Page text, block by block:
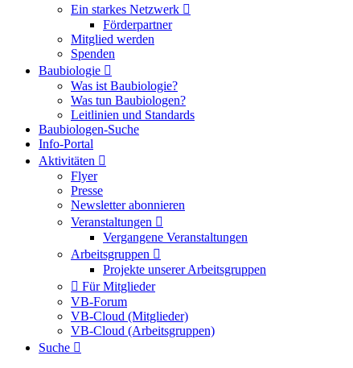
Ein starkes Netzwerk
Förderpartner
Mitglied werden
Spenden
Baubiologie
Was ist Baubiologie?
Was tun Baubiologen?
Leitlinien und Standards
Baubiologen-Suche
Info-Portal
Aktivitäten
Flyer
Presse
Newsletter abonnieren
Veranstaltungen
Vergangene Veranstaltungen
Arbeitsgruppen
Projekte unserer Arbeitsgruppen
Für Mitglieder
VB-Forum
VB-Cloud (Mitglieder)
VB-Cloud (Arbeitsgruppen)
Suche